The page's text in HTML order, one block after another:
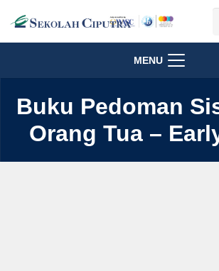
MENU
Buku Pedoman
Orang Tua –